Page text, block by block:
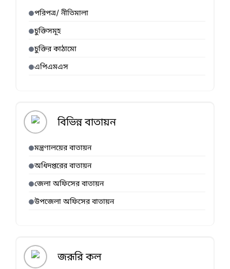
পরিপত্র/ নীতিমালা
চুক্তিসমূহ
চুক্তির কাঠামো
এপিএমএস
বিভিন্ন বাতায়ন
মন্ত্রণালয়ের বাতায়ন
অধিদপ্তরের বাতায়ন
জেলা অফিসের বাতায়ন
উপজেলা অফিসের বাতায়ন
জরূরি কল